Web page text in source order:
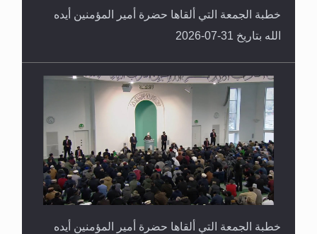
خطبة الجمعة التي ألقاها حضرة أمير المؤمنين أيده
الله بتاريخ 31-07-2026
خطبة الجمعة التي ألقاها حضرة أمير المؤمنين أيده